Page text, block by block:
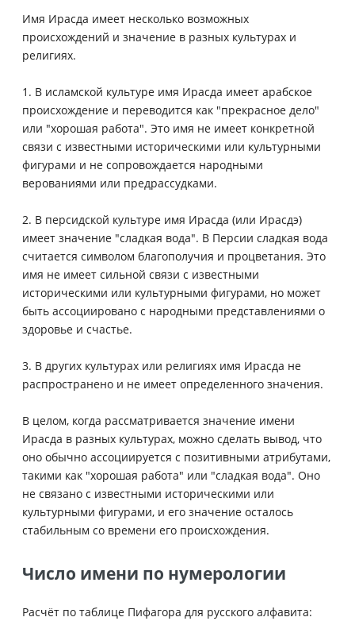
Имя Ирасда имеет несколько возможных
происхождений и значение в разных культурах и
религиях.
1. В исламской культуре имя Ирасда имеет арабское
происхождение и переводится как "прекрасное дело"
или "хорошая работа". Это имя не имеет конкретной
связи с известными историческими или культурными
фигурами и не сопровождается народными
верованиями или предрассудками.
2. В персидской культуре имя Ирасда (или Ирасдэ)
имеет значение "сладкая вода". В Персии сладкая вода
считается символом благополучия и процветания. Это
имя не имеет сильной связи с известными
историческими или культурными фигурами, но может
быть ассоциировано с народными представлениями о
здоровье и счастье.
3. В других культурах или религиях имя Ирасда не
распространено и не имеет определенного значения.
В целом, когда рассматривается значение имени
Ирасда в разных культурах, можно сделать вывод, что
оно обычно ассоциируется с позитивными атрибутами,
такими как "хорошая работа" или "сладкая вода". Оно
не связано с известными историческими или
культурными фигурами, и его значение осталось
стабильным со времени его происхождения.
Число имени по нумерологии
Расчёт по таблице Пифагора для русского алфавита: